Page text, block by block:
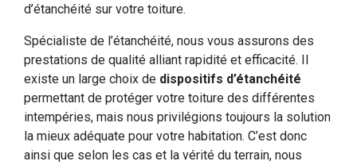
d’étanchéité sur votre toiture.
Spécialiste de l’étanchéité, nous vous assurons des
prestations de qualité alliant rapidité et efficacité. Il
existe un large choix de dispositifs d’étanchéité
permettant de protéger votre toiture des différentes
intempéries, mais nous privilégions toujours la solution
la mieux adéquate pour votre habitation. C’est donc
ainsi que selon les cas et la vérité du terrain, nous